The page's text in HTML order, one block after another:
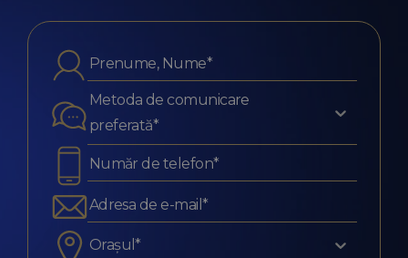
Metoda de comunicare
preferată*
Orașul*